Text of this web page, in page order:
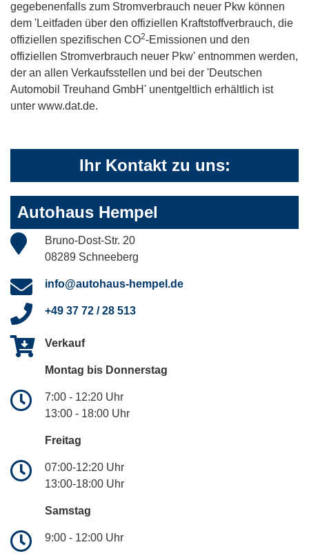
gegebenenfalls zum Stromverbrauch neuer Pkw können
dem 'Leitfaden über den offiziellen Kraftstoffverbrauch, die
offiziellen spezifischen CO2-Emissionen und den
offiziellen Stromverbrauch neuer Pkw' entnommen werden,
der an allen Verkaufsstellen und bei der 'Deutschen
Automobil Treuhand GmbH' unentgeltlich erhältlich ist
unter www.dat.de.
Ihr Kontakt zu uns:
Autohaus Hempel
Bruno-Dost-Str. 20
08289 Schneeberg
info@autohaus-hempel.de
+49 37 72 / 28 513
Verkauf
Montag bis Donnerstag
7:00 - 12:20 Uhr
13:00 - 18:00 Uhr
Freitag
07:00-12:20 Uhr
13:00-18:00 Uhr
Samstag
9:00 - 12:00 Uhr